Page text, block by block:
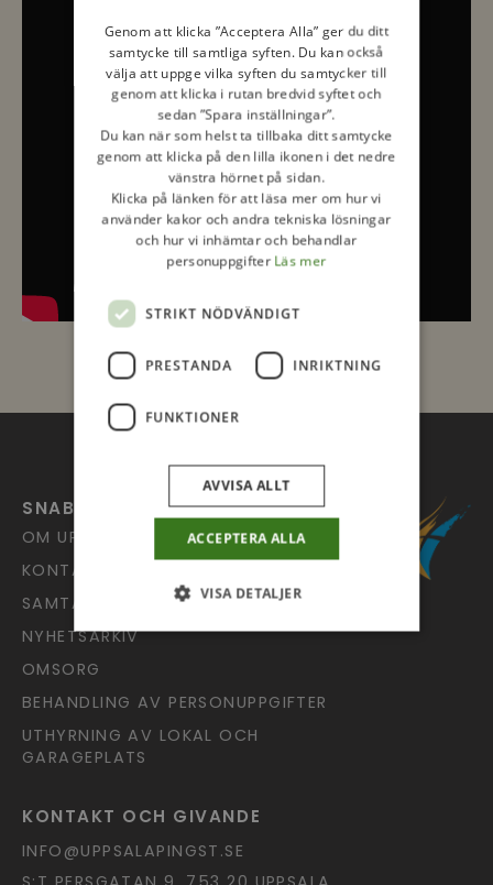
SNABBLÄNKAR
OM UPPSALA PINGST
KONTAKT
SAMTALSJOUREN
NYHETSARKIV
OMSORG
BEHANDLING AV PERSONUPPGIFTER
UTHYRNING AV LOKAL OCH
GARAGEPLATS
KONTAKT OCH GIVANDE
INFO@UPPSALAPINGST.SE
Genom att klicka ”Acceptera Alla” ger du ditt
samtycke till samtliga syften. Du kan också
välja att uppge vilka syften du samtycker till
genom att klicka i rutan bredvid syftet och
sedan ”Spara inställningar”.
Du kan när som helst ta tillbaka ditt samtycke
genom att klicka på den lilla ikonen i det nedre
vänstra hörnet på sidan.
Klicka på länken för att läsa mer om hur vi
använder kakor och andra tekniska lösningar
och hur vi inhämtar och behandlar
personuppgifter Läs mer
STRIKT NÖDVÄNDIGT
PRESTANDA INRIKTNING
FUNKTIONER
ACCEPTERA ALLA
AVVISA ALLT
VISA DETALJER